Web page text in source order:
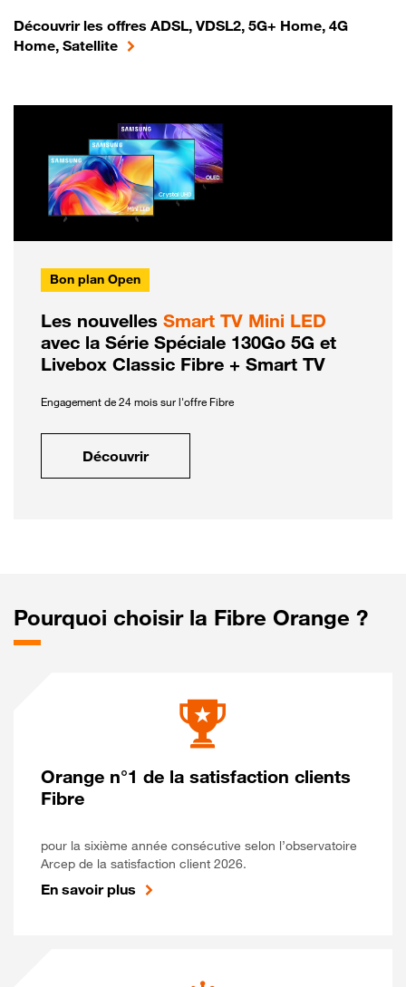
Découvrir les offres ADSL, VDSL2, 5G+ Home, 4G
Home, Satellite
Bon plan Open
Les nouvelles Smart TV Mini LED
avec la Série Spéciale 130Go 5G et
Livebox Classic Fibre + Smart TV
Engagement de 24 mois sur l'offre Fibre
Découvrir
Pourquoi choisir la Fibre Orange ?
Orange n°1 de la satisfaction clients
Fibre
pour la sixième année consécutive selon l’observatoire
Arcep de la satisfaction client 2026.
En savoir plus